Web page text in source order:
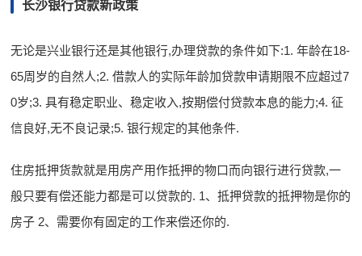
长沙银行贷款新政策
无论是兴业银行还是其他银行,办理贷款的条件如下:1. 年龄在18-
65周岁的自然人;2. 借款人的实际年龄加贷款申请期限不应超过7
0岁;3. 具有稳定职业、稳定收入,按期偿付贷款本息的能力;4. 征
信良好,无不良记录;5. 银行规定的其他条件.
住房抵押货款就是用房产用作抵押的物口而向银行进行贷款,一
般只要有偿还能力都是可以贷款的. 1、抵押贷款的抵押物是你的
房子 2、需要你有固定的工作来偿还你的.